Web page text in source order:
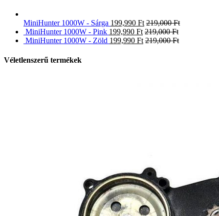
MiniHunter 1000W - Sárga 199,990 Ft 219,000Ft
MiniHunter 1000W - Pink 199,990 Ft 219,000Ft
MiniHunter 1000W - Zöld 199,990 Ft 219,000Ft
Véletlenszerű termékek